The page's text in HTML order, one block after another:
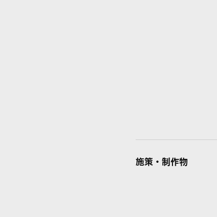
施策・制作物